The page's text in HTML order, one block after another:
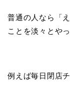
普通の人なら「
ことを淡々とや
例えば毎日閉店